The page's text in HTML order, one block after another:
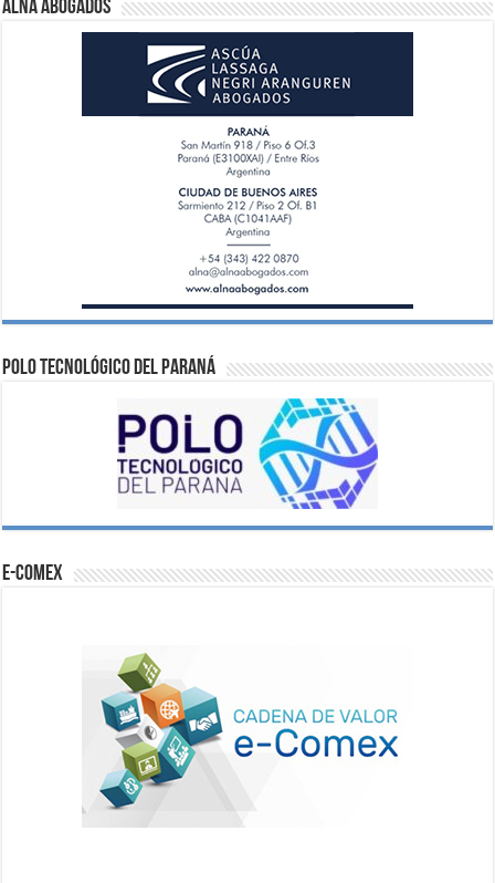
ALNA Abogados
Polo Tecnológico del Paraná
e-comex